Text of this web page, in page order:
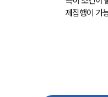
제집행이 가